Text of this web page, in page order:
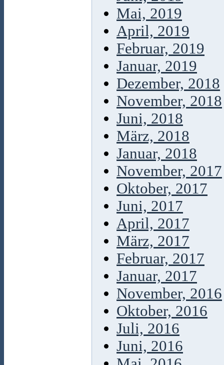
Mai, 2019
April, 2019
Februar, 2019
Januar, 2019
Dezember, 2018
November, 2018
Juni, 2018
März, 2018
Januar, 2018
November, 2017
Oktober, 2017
Juni, 2017
April, 2017
März, 2017
Februar, 2017
Januar, 2017
November, 2016
Oktober, 2016
Juli, 2016
Juni, 2016